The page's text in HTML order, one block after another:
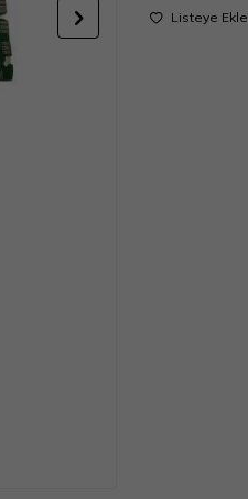
Listeye Ekle